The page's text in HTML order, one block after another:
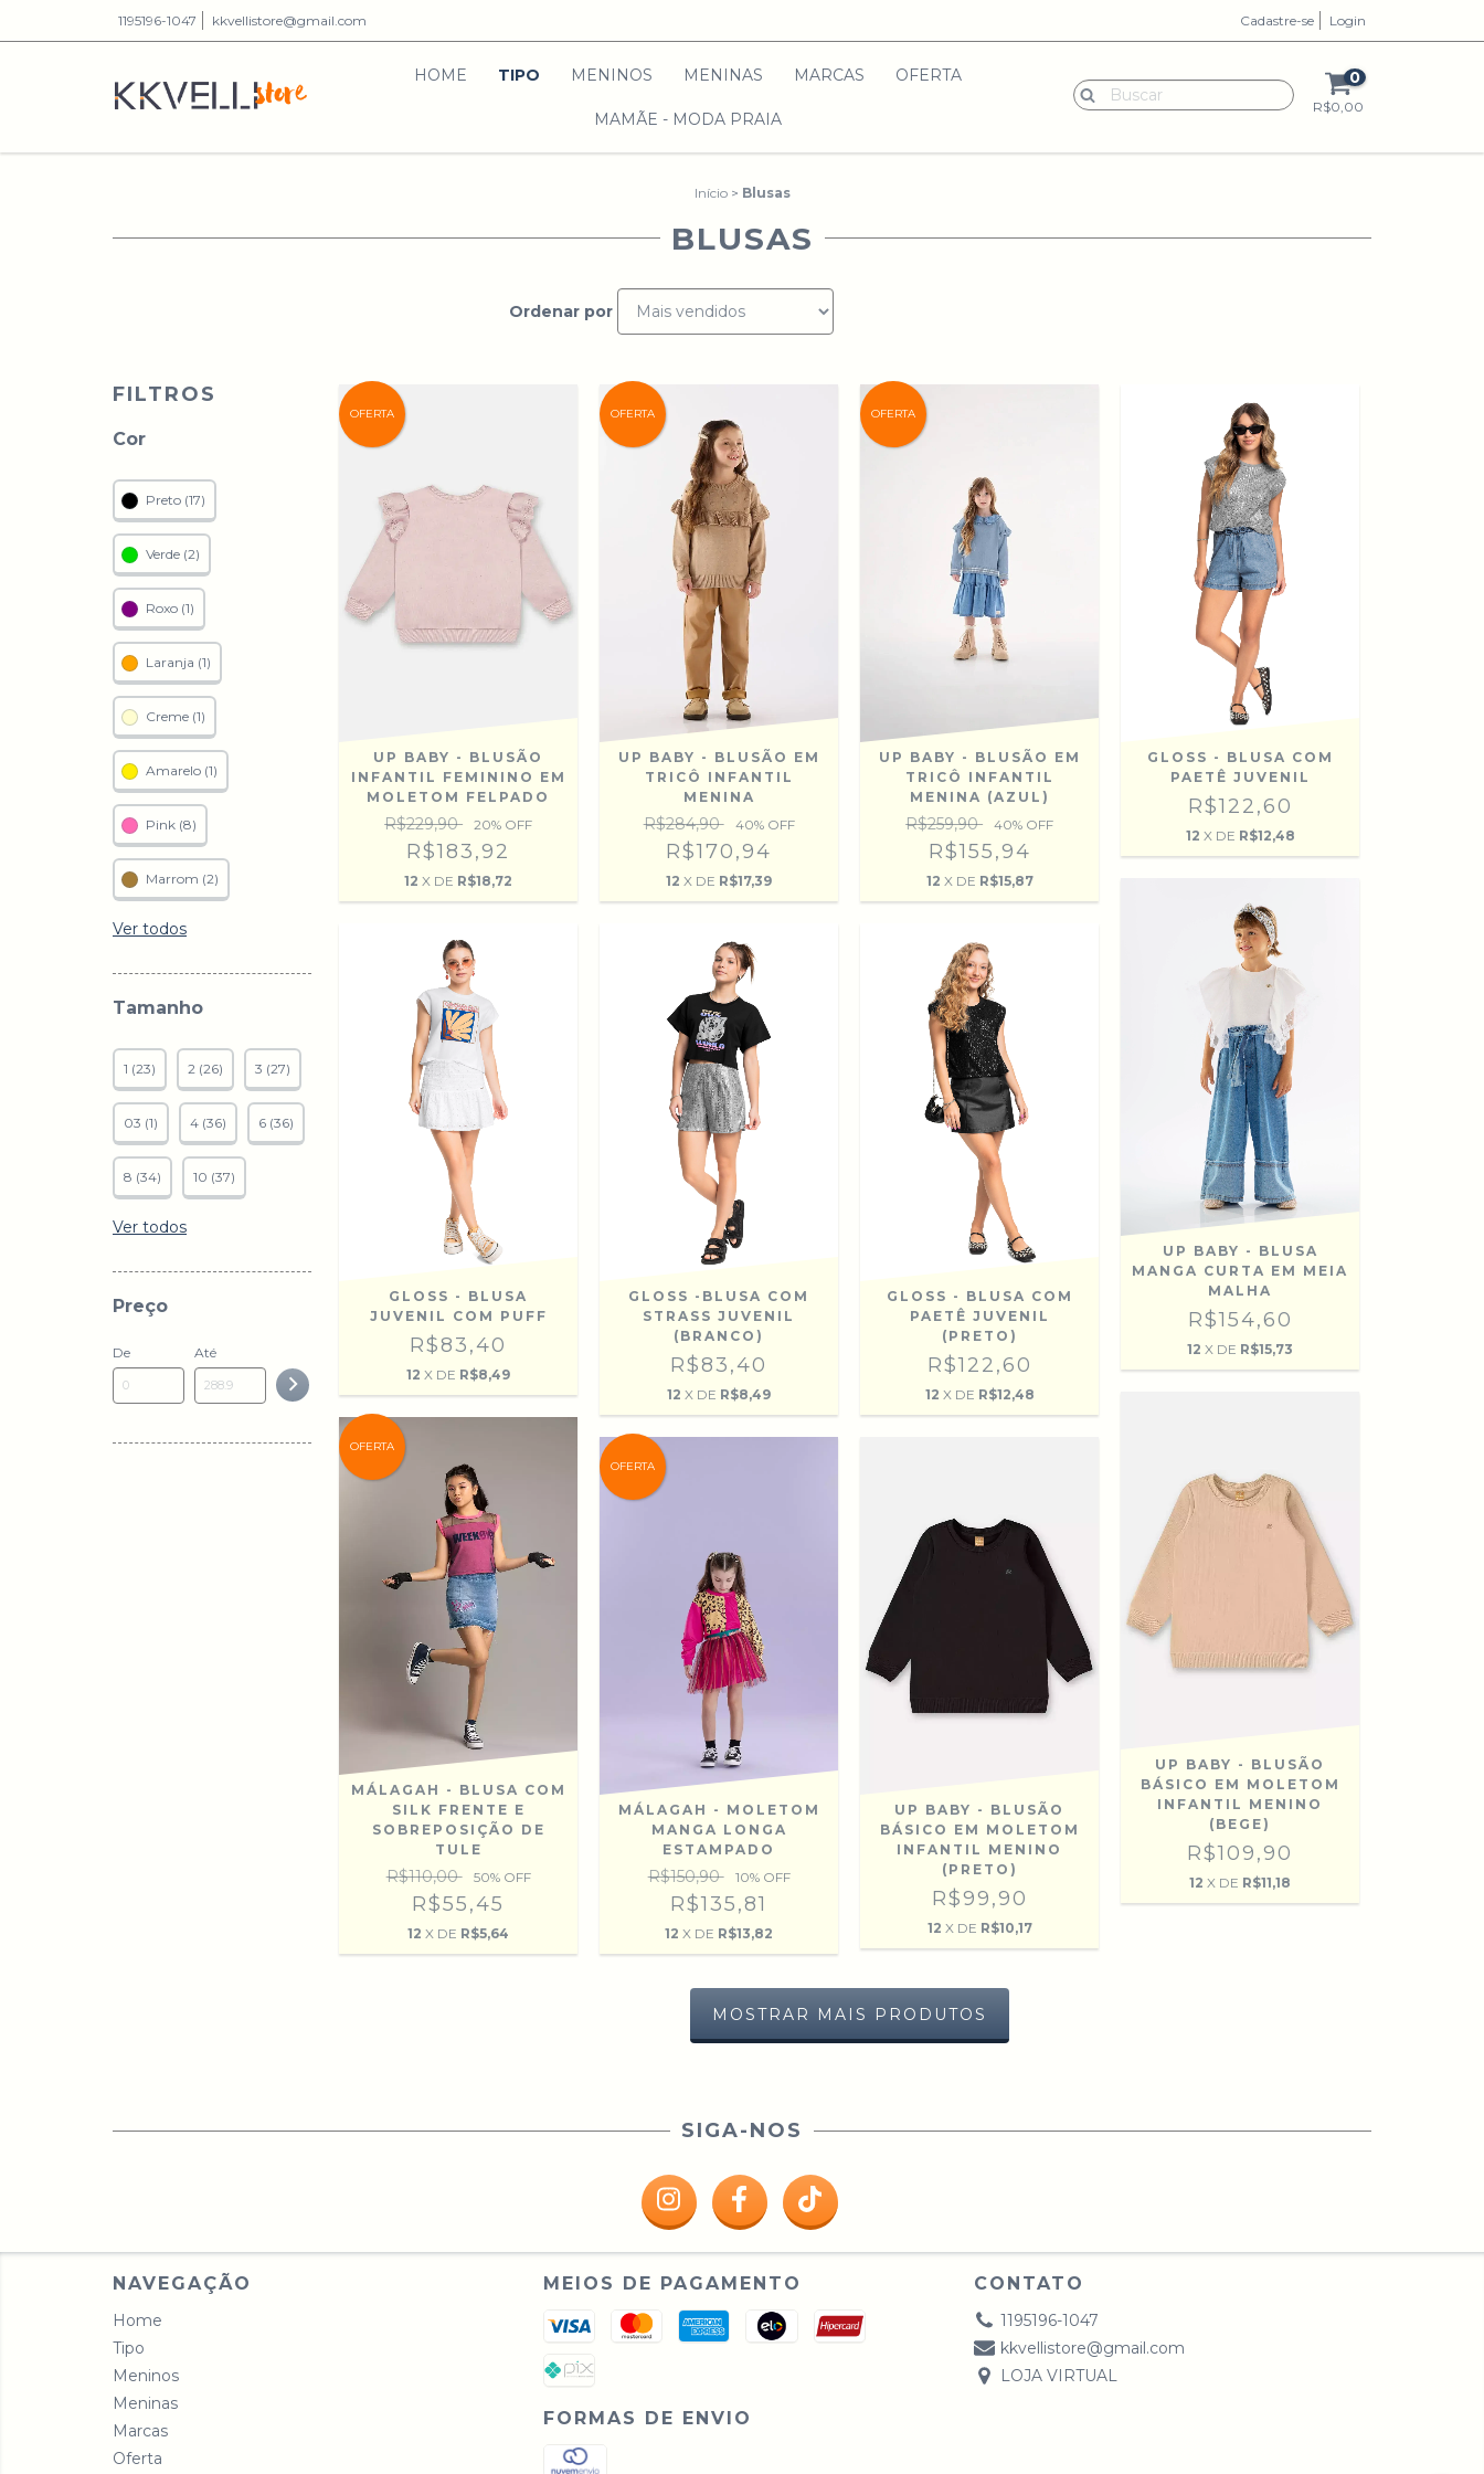
1195196-1047 kkvellistore@gmail.com Cadastre-se Login
HOME TIPO MENINOS MENINAS MARCAS OFERTA
MAMÃE - MODA PRAIA
0
R$0,00
Início > Blusas
BLUSAS
Ordenar por
FILTROS
Cor
Preto (17)
Verde (2)
Roxo (1)
Laranja (1)
Creme (1)
Amarelo (1)
Pink (8)
Marrom (2)
Ver todos
Tamanho
1 (23) 2 (26) 3 (27)
03 (1) 4 (36) 6 (36)
8 (34) 10 (37)
Ver todos
Preço
De Até
OFERTA
UP BABY - BLUSÃO
INFANTIL FEMININO EM
MOLETOM FELPADO
R$229,90 20% OFF
R$183,92
12 X DE R$18,72
OFERTA
UP BABY - BLUSÃO EM
TRICÔ INFANTIL
MENINA
R$284,90 40% OFF
R$170,94
12 X DE R$17,39
OFERTA
UP BABY - BLUSÃO EM
TRICÔ INFANTIL
MENINA (AZUL)
R$259,90 40% OFF
R$155,94
12 X DE R$15,87
GLOSS - BLUSA COM
PAETÊ JUVENIL
R$122,60
12 X DE R$12,48
GLOSS - BLUSA
JUVENIL COM PUFF
R$83,40
12 X DE R$8,49
GLOSS -BLUSA COM
STRASS JUVENIL
(BRANCO)
R$83,40
12 X DE R$8,49
GLOSS - BLUSA COM
PAETÊ JUVENIL
(PRETO)
R$122,60
12 X DE R$12,48
UP BABY - BLUSA
MANGA CURTA EM MEIA
MALHA
R$154,60
12 X DE R$15,73
OFERTA
MÁLAGAH - BLUSA COM
SILK FRENTE E
SOBREPOSIÇÃO DE
TULE
R$110,00 50% OFF
R$55,45
12 X DE R$5,64
OFERTA
MÁLAGAH - MOLETOM
MANGA LONGA
ESTAMPADO
R$150,90 10% OFF
R$135,81
12 X DE R$13,82
UP BABY - BLUSÃO
BÁSICO EM MOLETOM
INFANTIL MENINO
(PRETO)
R$99,90
12 X DE R$10,17
UP BABY - BLUSÃO
BÁSICO EM MOLETOM
INFANTIL MENINO
(BEGE)
R$109,90
12 X DE R$11,18
MOSTRAR MAIS PRODUTOS
SIGA-NOS
NAVEGAÇÃO
Home
Tipo
Meninos
Meninas
Marcas
Oferta
MEIOS DE PAGAMENTO
FORMAS DE ENVIO
CONTATO
1195196-1047
kkvellistore@gmail.com
LOJA VIRTUAL